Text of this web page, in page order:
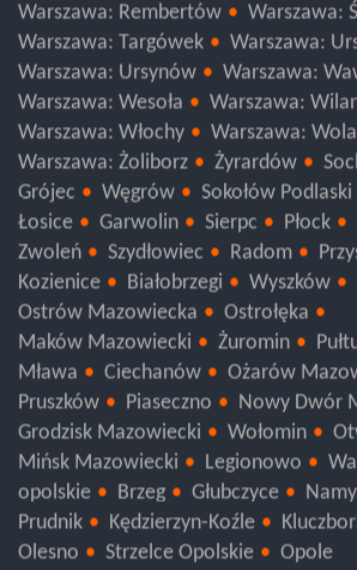
Warszawa: Rembertów
Warszawa:
Warszawa: Targówek
Warszawa:
Warszawa: Ursynów
Warszawa:
Warszawa: Wesoła
Warszawa:
Warszawa: Włochy
Warszawa: Wola
Warszawa: Żoliborz
Żyrardów
Grójec
Węgrów Sokołów Podlaski
Łosice
Garwolin Sierpc Płock
Zwoleń
Szydłowiec Radom
Kozienice
Białobrzegi Wyszków
Ostrów Mazowiecka
Ostrołęka
Maków Mazowiecki
Żuromin
Mława
Ciechanów
Ożarów
Pruszków
Piaseczno
Nowy Dwór
Grodzisk Mazowiecki
Wołomin
Mińsk Mazowiecki
Legionowo
opolskie
Brzeg Głubczyce
Prudnik
Kędzierzyn-Koźle
Olesno
Strzelce Opolskie
Opole